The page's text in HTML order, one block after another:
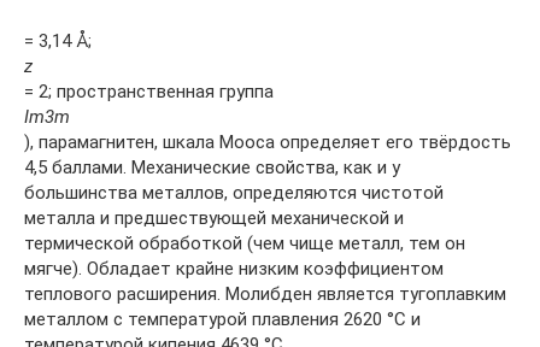
= 3,14 Å;
z
= 2; пространственная группа
Im3m
), парамагнитен, шкала Мооса определяет его твёрдость
4,5 баллами. Механические свойства, как и у
большинства металлов, определяются чистотой
металла и предшествующей механической и
термической обработкой (чем чище металл, тем он
мягче). Обладает крайне низким коэффициентом
теплового расширения. Молибден является тугоплавким
металлом с температурой плавления 2620 °C и